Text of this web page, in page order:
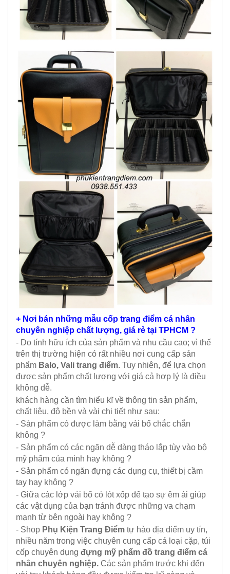
+ Nơi bán những mẫu cốp trang điểm cá nhân
chuyên nghiệp chất lượng, giá rẻ tại TPHCM ?
- Do tính hữu ích của sản phẩm và nhu cầu cao; vì thế
trên thị trường hiện có rất nhiều nơi cung cấp sản
phẩm Balo, Vali trang điểm. Tuy nhiên, để lựa chọn
được sản phẩm chất lượng với giá cả hợp lý là điều
không dễ.
khách hàng cần tìm hiểu kĩ về thông tin sản phẩm,
chất liệu, độ bền và vài chi tiết như sau:
- Sản phẩm có được làm bằng vải bố chắc chắn
không ?
- Sản phẩm có các ngăn dễ dàng tháo lắp tùy vào bộ
mỹ phẩm của mình hay không ?
- Sản phẩm có ngăn đựng các dụng cụ, thiết bị cầm
tay hay không ?
- Giữa các lớp vải bố có lót xốp để tạo sự êm ái giúp
các vật dụng của bạn tránh được những va chạm
mạnh từ bên ngoài hay không ?
- Shop Phụ Kiện Trang Điểm tự hào địa điểm uy tín,
nhiều năm trong việc chuyên cung cấp cá loại cặp, túi
cốp chuyên dụng đựng mỹ phẩm đồ trang điểm cá
nhân chuyên nghiệp. Các sản phẩm trước khi đến